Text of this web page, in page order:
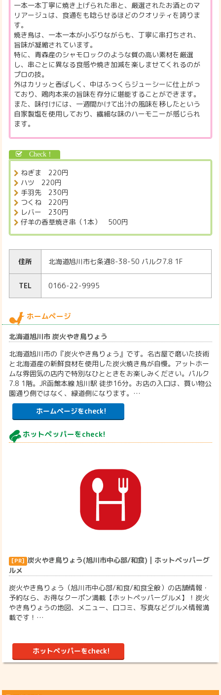
一本一本丁寧に焼き上げられた串と、厳選されたお酒とのマ
リアージュは、食通をも唸らせるほどのクオリティを誇りま
す。
焼き鳥は、一本一本が小ぶりながらも、丁寧に串打ちされ、
旨味が凝縮されています。
特に、青森産のシャモロックのような質の高い素材を厳選
し、串ごとに異なる食感や焼き加減を楽しませてくれるのが
プロの技。
外はカリッと香ばしく、中はふっくらジューシーに仕上がっ
ており、鶏肉本来の旨味を存分に堪能することができます。
また、味付けには、一週間かけて出汁の風味を移したという
自家製塩を使用しており、繊細な味のハーモニーが感じられ
ます。
ねぎま 220円
ハツ 220円
手羽先 230円
つくね 220円
レバー 230円
仔羊の香草焼き串（1本） 500円
住所 北海道旭川市七条通8-38-50 パルク7.8 1F
TEL 0166-22-9995
ホームページ
北海道旭川市 炭火やき鳥りょう
北海道旭川市の『炭火やき鳥りょう』です。名古屋で磨いた技術
と北海道産の新鮮食材を使用した炭火焼き鳥が自慢。アットホー
ムな雰囲気の店内で特別なひとときをお楽しみください。パルク
7.8 1階。JR函館本線 旭川駅 徒歩16分。お店の入口は、買い物公
園通り側ではなく、緑道側になります。…
ホームページをcheck!
ホットペッパーをcheck!
炭火やき鳥りょう(旭川市中心部/和食) | ホットペッパーグ
ルメ
炭火やき鳥りょう（旭川市中心部/和食/和食全般）の店舗情報・
予約なら、お得なクーポン満載【ホットペッパーグルメ】！炭火
やき鳥りょうの地図、メニュー、口コミ、写真などグルメ情報満
載です！…
ホットペッパーをcheck!